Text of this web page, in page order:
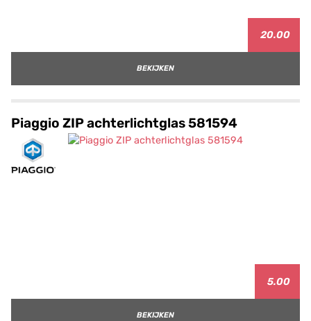
20.00
BEKIJKEN
Piaggio ZIP achterlichtglas 581594
5.00
BEKIJKEN